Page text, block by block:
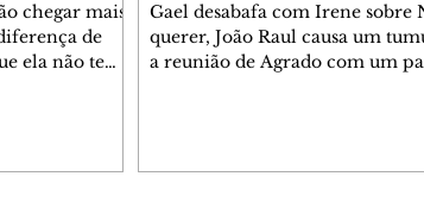
chegar mais
de
ela não tem
Gael desabafa com Irene sobre
querer, João Raul causa um
a reunião de Agrado com um